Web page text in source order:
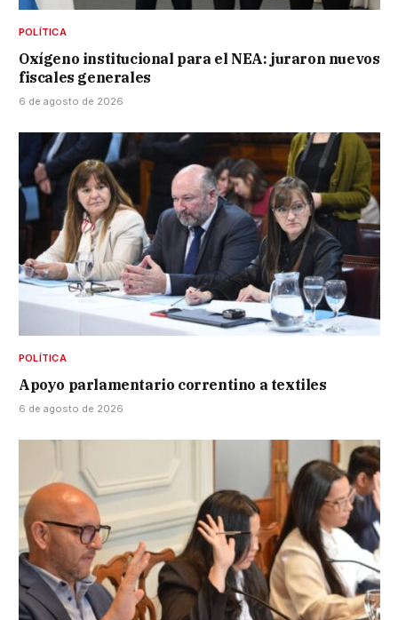
POLÍTICA
Oxígeno institucional para el NEA: juraron nuevos
fiscales generales
6 de agosto de 2026
POLÍTICA
Apoyo parlamentario correntino a textiles
6 de agosto de 2026